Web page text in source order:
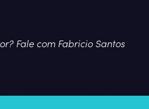
Fale com Fabricio Santos